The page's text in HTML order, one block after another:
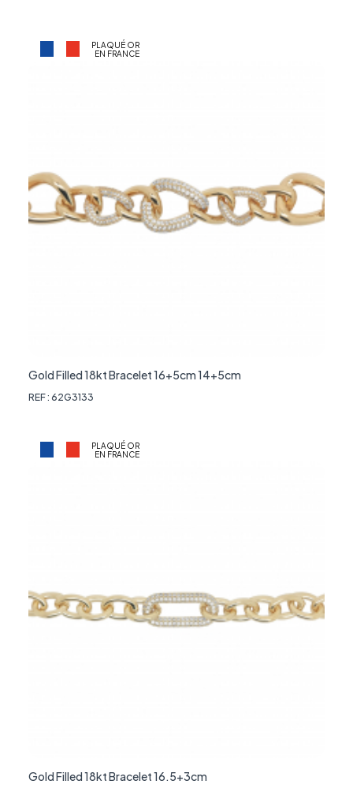
PLAQUÉ OR
EN FRANCE
Gold Filled 18kt Bracelet 16+5cm 14+5cm
REF : 62G3133
PLAQUÉ OR
EN FRANCE
Gold Filled 18kt Bracelet 16.5+3cm